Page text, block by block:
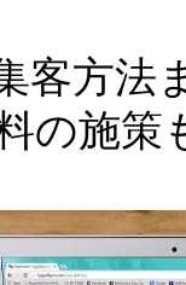
客方法
の施策